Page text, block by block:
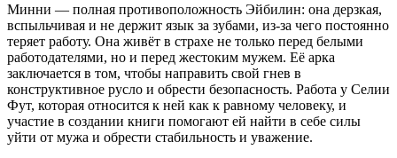
Минни — полная противоположность Эйбилин: она дерзкая,
вспыльчивая и не держит язык за зубами, из-за чего постоянно
теряет работу. Она живёт в страхе не только перед белыми
работодателями, но и перед жестоким мужем. Её арка
заключается в том, чтобы направить свой гнев в
конструктивное русло и обрести безопасность. Работа у Селии
Фут, которая относится к ней как к равному человеку, и
участие в создании книги помогают ей найти в себе силы
уйти от мужа и обрести стабильность и уважение.